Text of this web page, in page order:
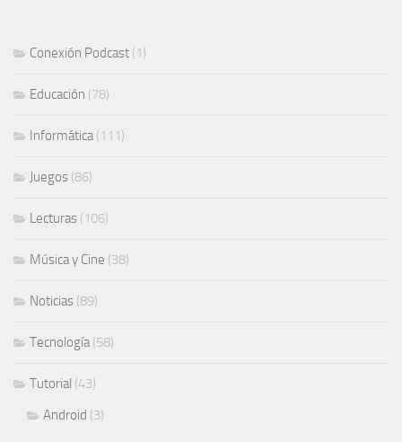
Conexión Podcast (1)
Educación (78)
Informática(111)
Juegos (86)
Lecturas (106)
Música y Cine (38)
Noticias (89)
Tecnología(58)
Tutorial (43)
Android (3)